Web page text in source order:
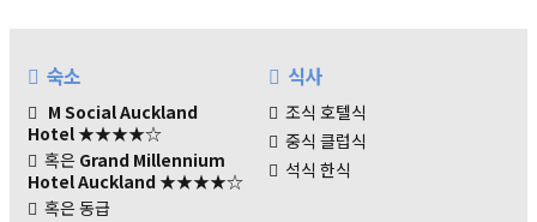
숙소
M Social Auckland
Hotel ★★★★☆
혹은 Grand Millennium
Hotel Auckland ★★★★☆
혹은 동급
식사
조식 호텔식
중식 클럽식
석식 한식